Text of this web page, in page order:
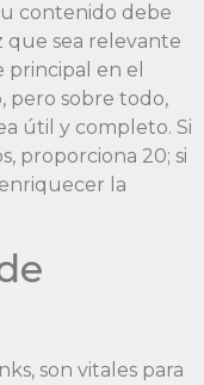
contenido debe
que sea relevante
principal en el
sobre todo,
útil y completo. Si
proporciona 20; si
la
son vitales para